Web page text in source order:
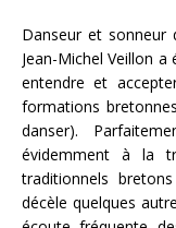
Danseur et sonneur
Jean-Michel Veillon
entendre et
formations
danser).
évidemment à la
traditionnels
décèle quelques